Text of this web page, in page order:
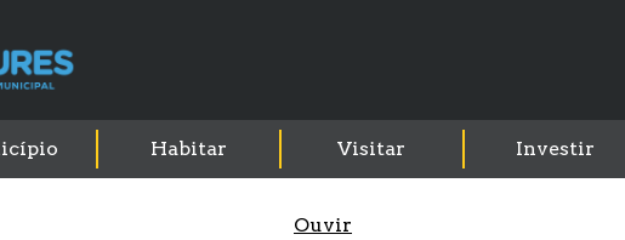
Habitar Visitar Investir